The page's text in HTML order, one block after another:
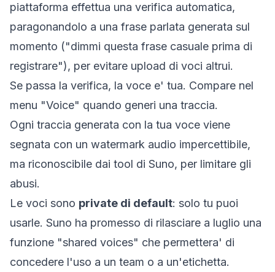
piattaforma effettua una verifica automatica,
paragonandolo a una frase parlata generata sul
momento ("dimmi questa frase casuale prima di
registrare"), per evitare upload di voci altrui.
Se passa la verifica, la voce e' tua. Compare nel
menu "Voice" quando generi una traccia.
Ogni traccia generata con la tua voce viene
segnata con un watermark audio impercettibile,
ma riconoscibile dai tool di Suno, per limitare gli
abusi.
Le voci sono private di default: solo tu puoi
usarle. Suno ha promesso di rilasciare a luglio una
funzione "shared voices" che permettera' di
concedere l'uso a un team o a un'etichetta.